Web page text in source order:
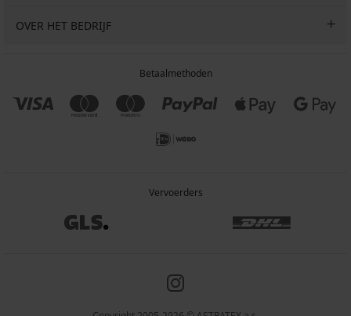
OVER HET BEDRIJF
Betaalmethoden
Vervoerders